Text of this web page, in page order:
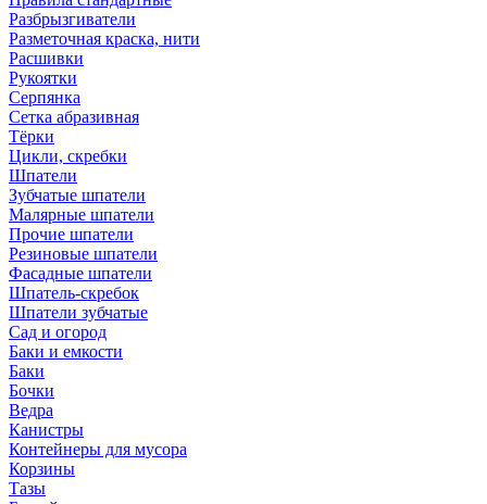
Разбрызгиватели
Разметочная краска, нити
Расшивки
Рукоятки
Серпянка
Сетка абразивная
Тёрки
Цикли, скребки
Шпатели
Зубчатые шпатели
Малярные шпатели
Прочие шпатели
Резиновые шпатели
Фасадные шпатели
Шпатель-скребок
Шпатели зубчатые
Сад и огород
Баки и емкости
Баки
Бочки
Ведра
Канистры
Контейнеры для мусора
Корзины
Тазы